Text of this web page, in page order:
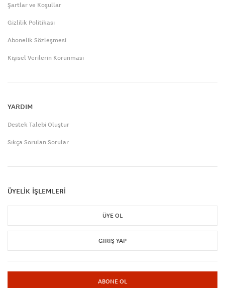
Şartlar ve Koşullar
Gizlilik Politikası
Abonelik Sözleşmesi
Kişisel Verilerin Korunması
YARDIM
Destek Talebi Oluştur
Sıkça Sorulan Sorular
ÜYELİK İŞLEMLERİ
ÜYE OL
GIRIŞ YAP
ABONE OL